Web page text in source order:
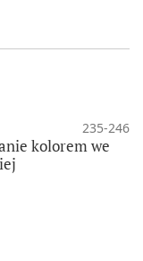
235-246
kolorem we